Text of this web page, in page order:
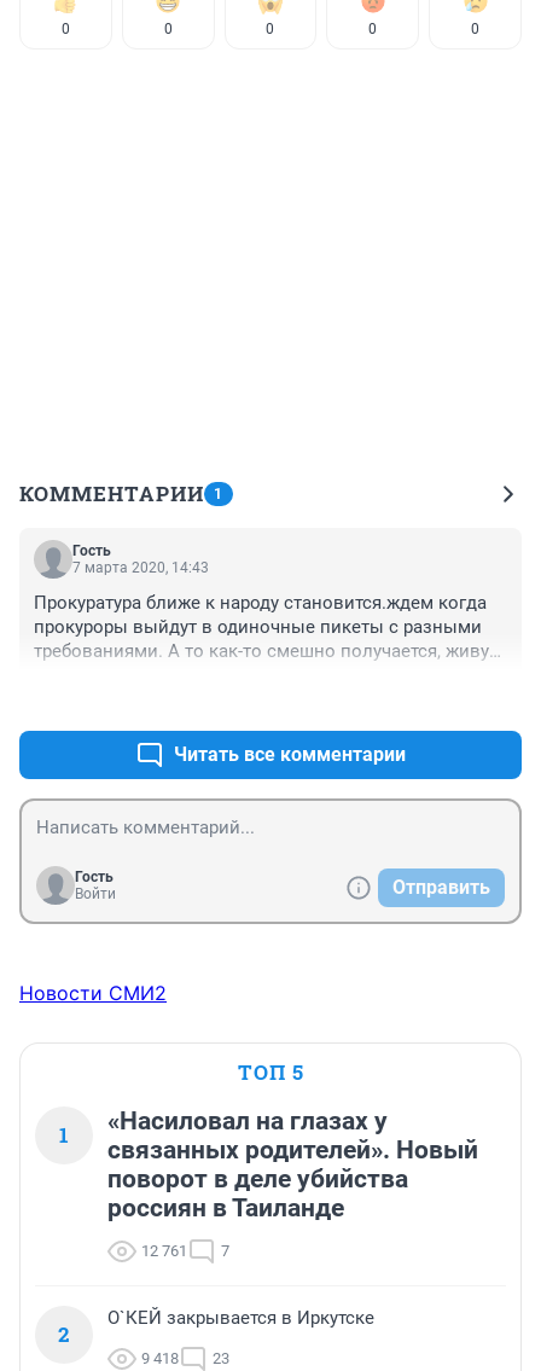
0 0 0 0 0
КОММЕНТАРИИ 1
Гость
7 марта 2020, 14:43
Прокуратура ближе к народу становится.ждем когда
прокуроры выйдут в одиночные пикеты с разными
требованиями. А то как-то смешно получается, живут
Читать все комментарии
Гость
Войти
Отправить
Новости СМИ2
ТОП 5
1
«Насиловал на глазах у
связанных родителей». Новый
поворот в деле убийства
россиян в Таиланде
12 761 7
2
О`КЕЙ закрывается в Иркутске
9 418 23